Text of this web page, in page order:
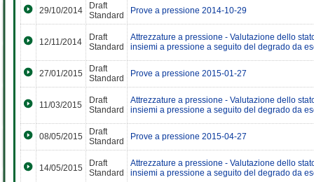
29/10/2014
Draft
Standard
Prove a pressione 2014-10-29
12/11/2014
Draft
Standard
Attrezzature a pressione - Valutazione dello
insiemi a pressione a seguito del degrado da
27/01/2015
Draft
Standard
Prove a pressione 2015-01-27
11/03/2015
Draft
Standard
Attrezzature a pressione - Valutazione dello
insiemi a pressione a seguito del degrado da
08/05/2015
Draft
Standard
Prove a pressione 2015-04-27
14/05/2015
Draft
Standard
Attrezzature a pressione - Valutazione dello
insiemi a pressione a seguito del degrado da